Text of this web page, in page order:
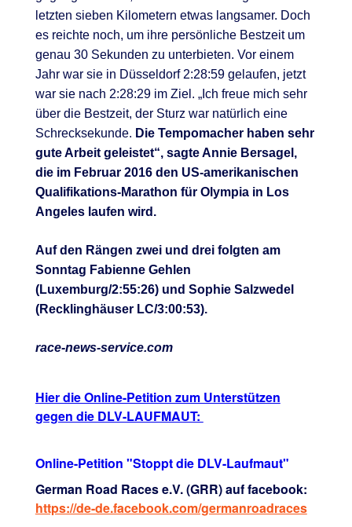
letzten sieben Kilometern etwas langsamer. Doch
es reichte noch, um ihre persönliche Bestzeit um
genau 30 Sekunden zu unterbieten. Vor einem
Jahr war sie in Düsseldorf 2:28:59 gelaufen, jetzt
war sie nach 2:28:29 im Ziel. „Ich freue mich sehr
über die Bestzeit, der Sturz war natürlich eine
Schrecksekunde. Die Tempomacher haben sehr
gute Arbeit geleistet“, sagte Annie Bersagel,
die im Februar 2016 den US-amerikanischen
Qualifikations-Marathon für Olympia in Los
Angeles laufen wird.
Auf den Rängen zwei und drei folgten am
Sonntag Fabienne Gehlen
(Luxemburg/2:55:26) und Sophie Salzwedel
(Recklinghäuser LC/3:00:53).
race-news-service.com
Hier die Online-Petition zum Unterstützen
gegen die DLV-LAUFMAUT:
Online-Petition "Stoppt die DLV-Laufmaut"
German Road Races e.V. (GRR) auf facebook:
https://de-de.facebook.com/germanroadraces